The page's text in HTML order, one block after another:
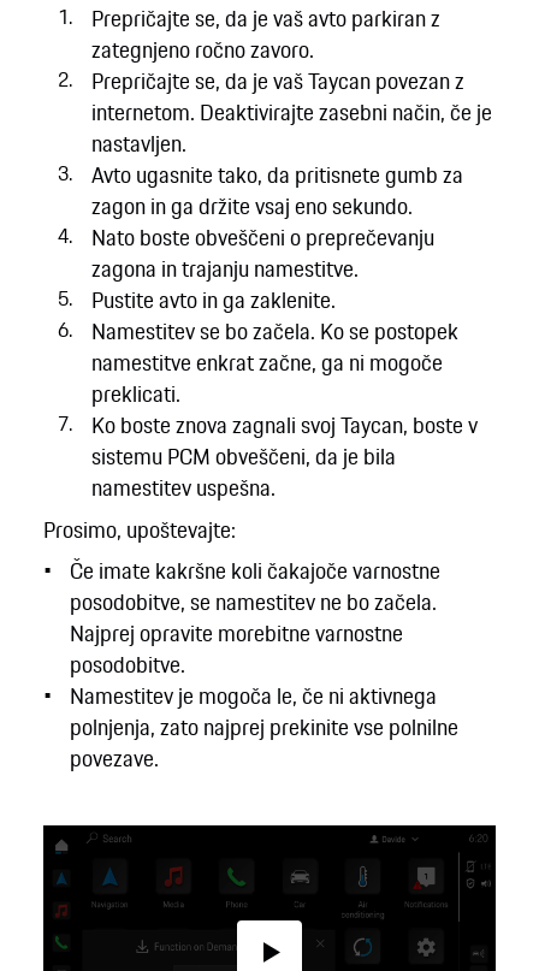
Prepričajte se, da je vaš avto parkiran z
zategnjeno ročno zavoro.
Prepričajte se, da je vaš Taycan povezan z
internetom. Deaktivirajte zasebni način, če je
nastavljen.
Avto ugasnite tako, da pritisnete gumb za
zagon in ga držite vsaj eno sekundo.
Nato boste obveščeni o preprečevanju
zagona in trajanju namestitve.
Pustite avto in ga zaklenite.
Namestitev se bo začela. Ko se postopek
namestitve enkrat začne, ga ni mogoče
preklicati.
Ko boste znova zagnali svoj Taycan, boste v
sistemu PCM obveščeni, da je bila
namestitev uspešna.
Prosimo, upoštevajte:
Če imate kakršne koli čakajoče varnostne
posodobitve, se namestitev ne bo začela.
Najprej opravite morebitne varnostne
posodobitve.
Namestitev je mogoča le, če ni aktivnega
polnjenja, zato najprej prekinite vse polnilne
povezave.